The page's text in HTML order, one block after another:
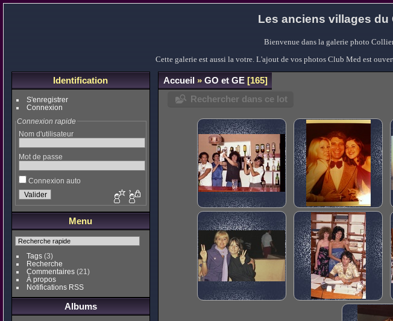
Les anciens villages du
Bienvenue dans la galerie photo
Cette galerie est aussi la votre. L'ajout de vos photos Club Med est
Identification
S'enregistrer
Connexion
Connexion rapide
Nom d'utilisateur
Mot de passe
Connexion auto
Menu
Tags(3)
Recherche
Commentaires(21)
À propos
Notifications RSS
Albums
Accueil» GO et GE 165
Rechercher dans ce lot